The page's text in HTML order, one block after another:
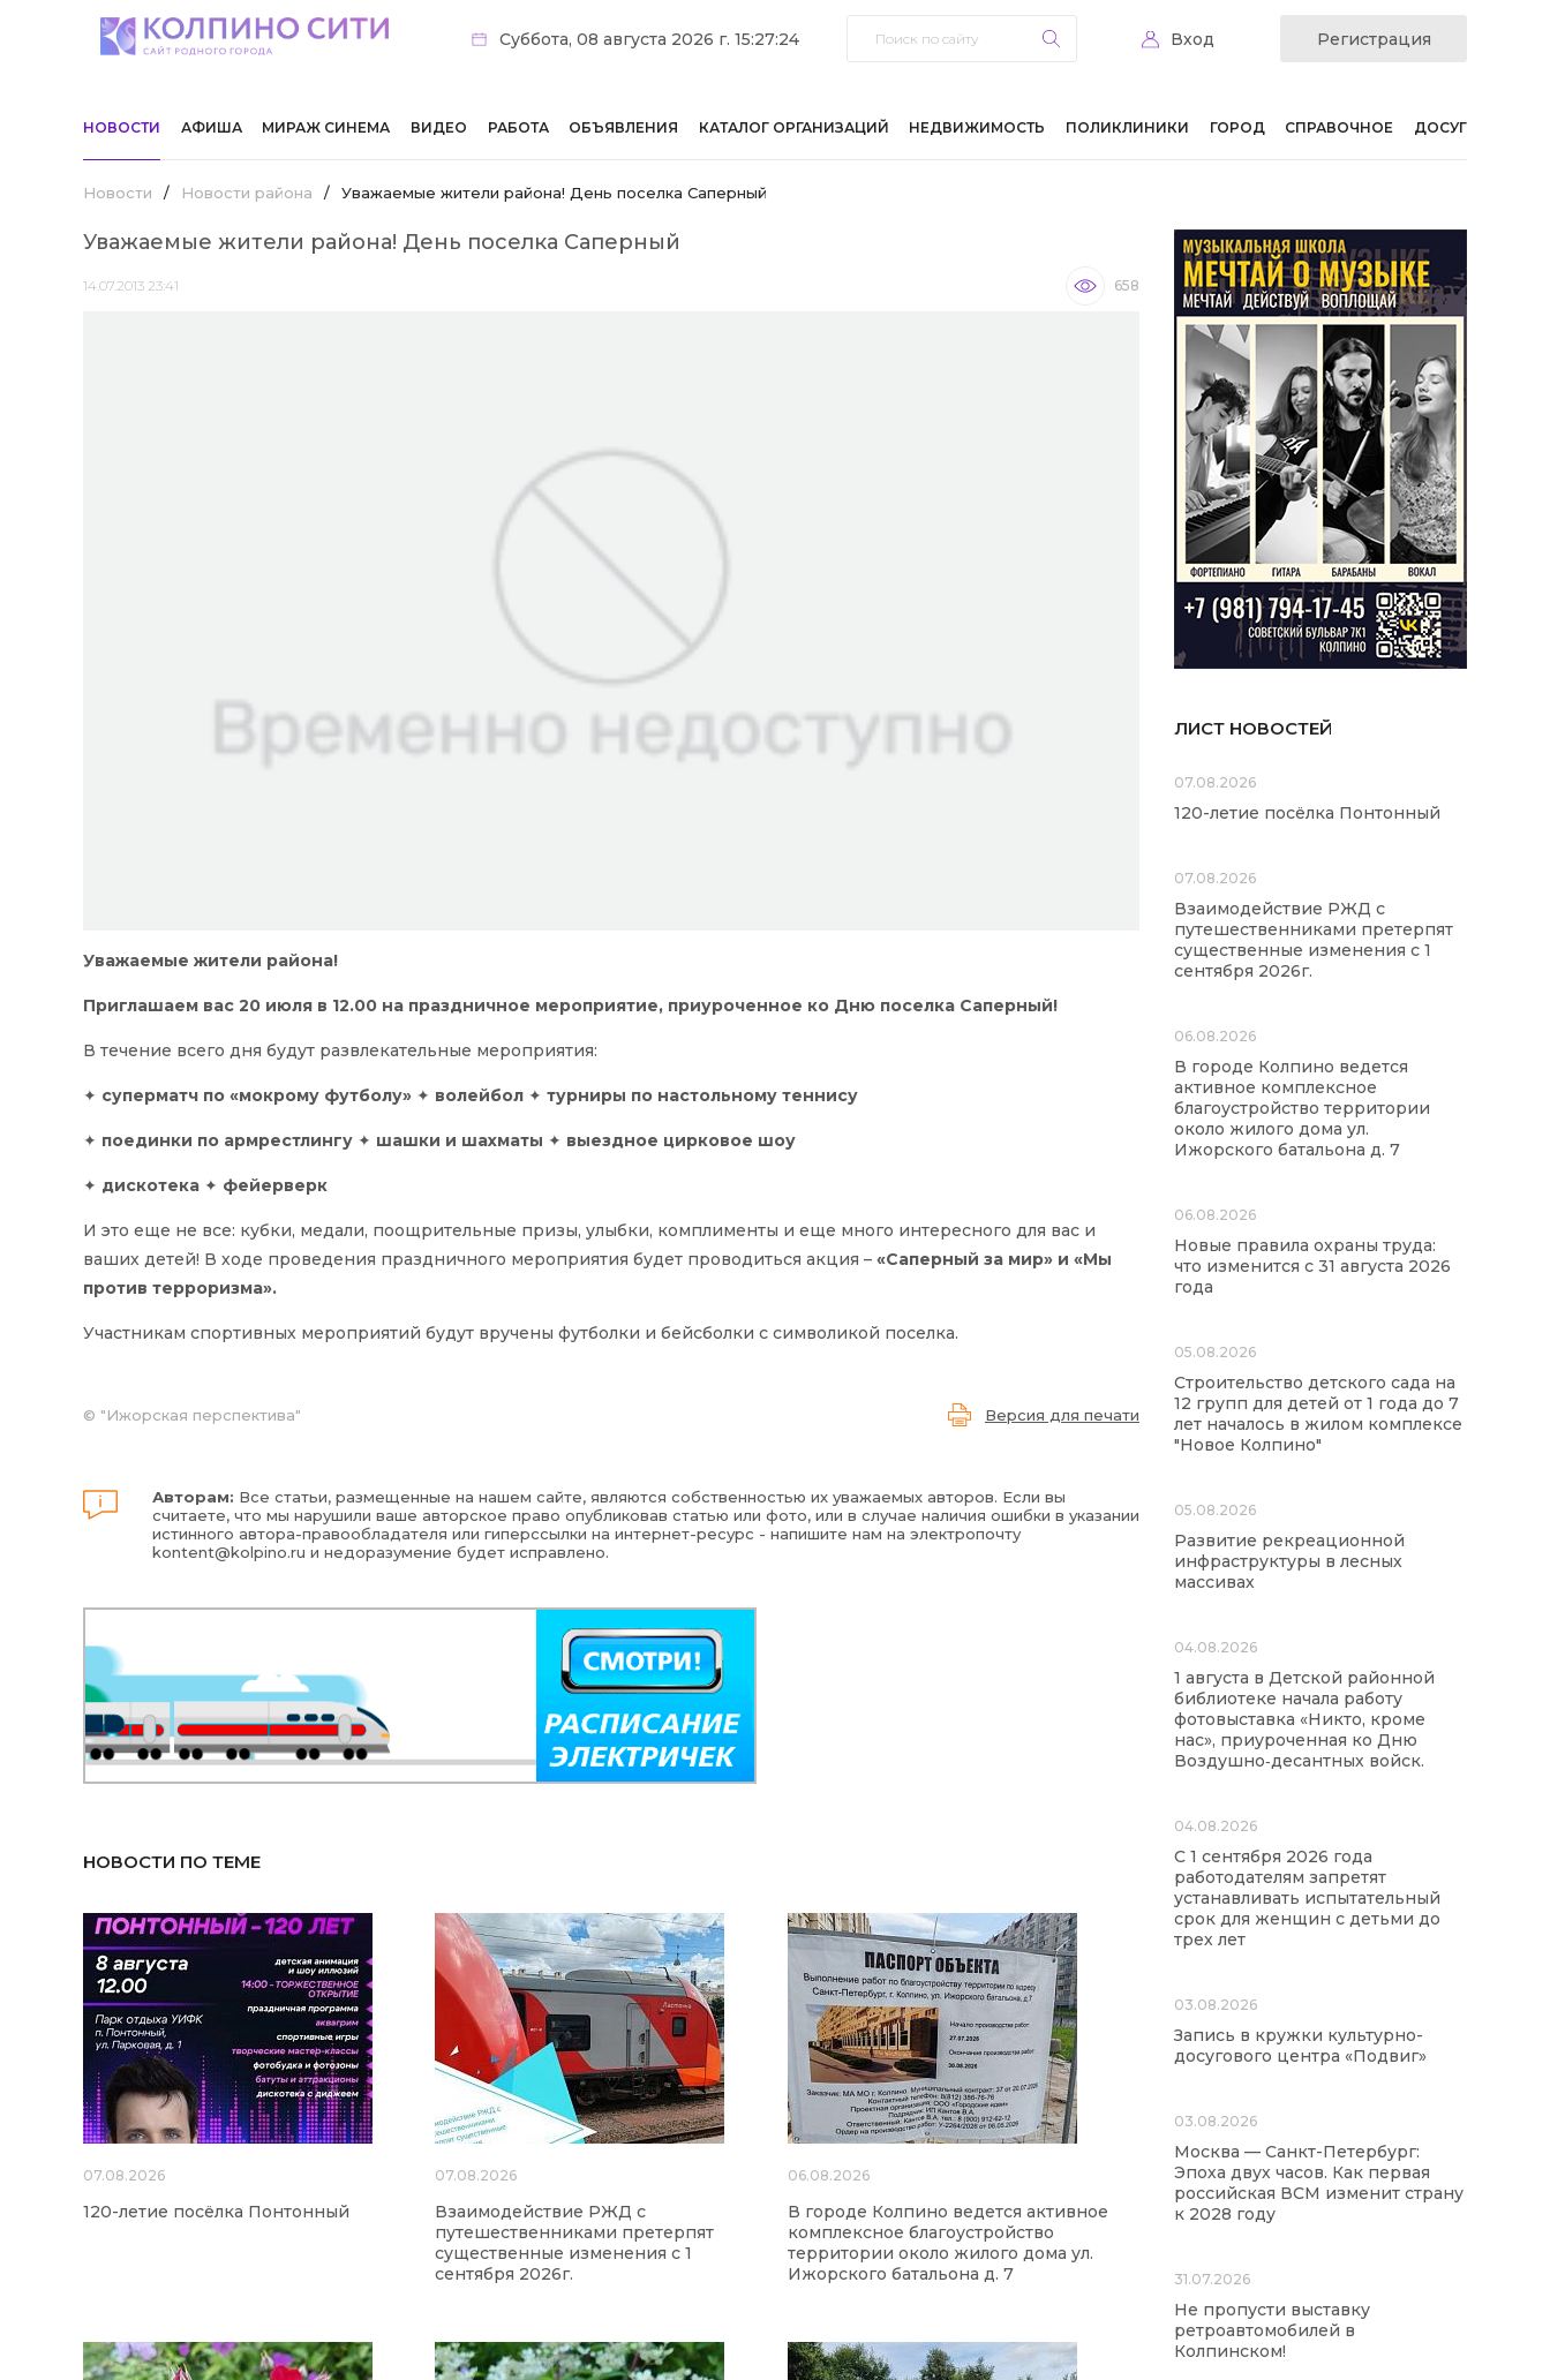
Суббота, 08 августа 2026 г. 15:27:24 Вход Регистрация
НОВОСТИ АФИША МИРАЖ СИНЕМА ВИДЕО РАБОТА ОБЪЯВЛЕНИЯ КАТАЛОГ ОРГАНИЗАЦИЙ НЕДВИЖИМОСТЬ ПОЛИКЛИНИКИ ГОРОД СПРАВОЧНОЕ ДОСУГ
Новости / Новости района / Уважаемые жители района! День поселка Саперный
Уважаемые жители района! День поселка Саперный
14.07.2013 23:41 658
Уважаемые жители района!
Приглашаем вас 20 июля в 12.00 на праздничное мероприятие, приуроченное ко Дню поселка Саперный!
В течение всего дня будут развлекательные мероприятия:
✦ суперматч по «мокрому футболу» ✦ волейбол ✦ турниры по настольному теннису
✦ поединки по армрестлингу ✦ шашки и шахматы ✦ выездное цирковое шоу
✦ дискотека ✦ фейерверк
И это еще не все: кубки, медали, поощрительные призы, улыбки, комплименты и еще много интересного для вас и
ваших детей! В ходе проведения праздничного мероприятия будет проводиться акция – «Саперный за мир» и «Мы
против терроризма».
Участникам спортивных мероприятий будут вручены футболки и бейсболки с символикой поселка.
© "Ижорская перспектива" Версия для печати
Авторам: Все статьи, размещенные на нашем сайте, являются собственностью их уважаемых авторов. Если вы
считаете, что мы нарушили ваше авторское право опубликовав статью или фото, или в случае наличия ошибки в указании
истинного автора-правообладателя или гиперссылки на интернет-ресурс - напишите нам на электропочту
kontent@kolpino.ru и недоразумение будет исправлено.
НОВОСТИ ПО ТЕМЕ
07.08.2026
120-летие посёлка Понтонный
07.08.2026
Взаимодействие РЖД с
путешественниками претерпят
существенные изменения с 1
сентября 2026г.
06.08.2026
В городе Колпино ведется активное
комплексное благоустройство
территории около жилого дома ул.
Ижорского батальона д. 7
ЛИСТ НОВОСТЕЙ
07.08.2026
120-летие посёлка Понтонный
07.08.2026
Взаимодействие РЖД с
путешественниками претерпят
существенные изменения с 1
сентября 2026г.
06.08.2026
В городе Колпино ведется
активное комплексное
благоустройство территории
около жилого дома ул.
Ижорского батальона д. 7
06.08.2026
Новые правила охраны труда:
что изменится с 31 августа 2026
года
05.08.2026
Строительство детского сада на
12 групп для детей от 1 года до 7
лет началось в жилом комплексе
"Новое Колпино"
05.08.2026
Развитие рекреационной
инфраструктуры в лесных
массивах
04.08.2026
1 августа в Детской районной
библиотеке начала работу
фотовыставка «Никто, кроме
нас», приуроченная ко Дню
Воздушно‑десантных войск.
04.08.2026
С 1 сентября 2026 года
работодателям запретят
устанавливать испытательный
срок для женщин с детьми до
трех лет
03.08.2026
Запись в кружки культурно-
досугового центра «Подвиг»
03.08.2026
Москва — Санкт-Петербург:
Эпоха двух часов. Как первая
российская ВСМ изменит страну
к 2028 году
31.07.2026
Не пропусти выставку
ретроавтомобилей в
Колпинском!